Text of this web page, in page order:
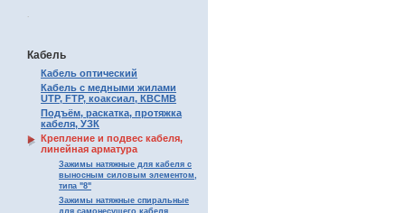
.
Кабель
Кабель оптический
Кабель с медными жилами
UTP, FTP, коаксиал, КВСМВ
Подъём, раскатка, протяжка
кабеля, УЗК
Крепление и подвес кабеля,
линейная арматура
Зажимы натяжные для кабеля с
выносным силовым элементом,
типа "8"
Зажимы натяжные спиральные
для самонесущего кабеля